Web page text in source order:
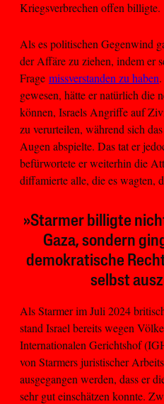
Kriegsverbrechen offen billigte.
Als es politischen Gegenwind
der Affäre zu ziehen, indem er
Frage missverstanden zu haben
gewesen, hätte er natürlich die
können, Israels Angriffe auf
zu verurteilen, während sich
Augen abspielte. Das tat er
befürwortete er weiterhin die
diffamierte alle, die es wagten,
»Starmer billigte
Gaza, sondern
demokratische
selbst
Als Starmer im Juli 2024
stand Israel bereits wegen
Internationalen Gerichtshof
von Starmers juristischer
ausgegangen werden, dass er
sehr gut einschätzen konnte.